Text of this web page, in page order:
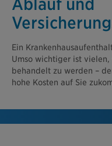
Ein
Umso wichtiger ist
behandelt zu werden –
hohe Kosten auf Sie